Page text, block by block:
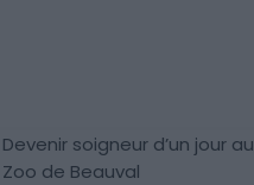
Devenir soigneur d’un jour au
Zoo de Beauval